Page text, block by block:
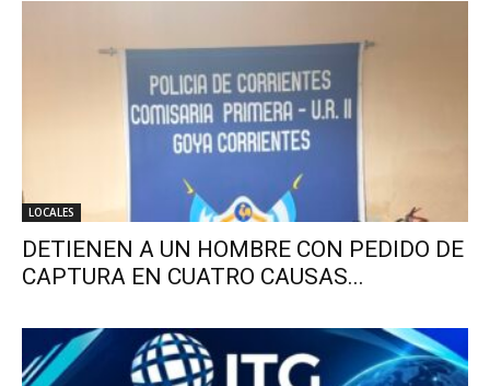
LOCALES
DETIENEN A UN HOMBRE CON PEDIDO DE
CAPTURA EN CUATRO CAUSAS...